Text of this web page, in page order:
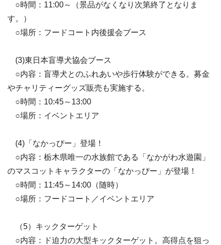
○時間：11:00～（景品がなくなり次第終了となりま
す。）
○場所：フードコート内後援会ブース
(3)東日本盲導犬協会ブース
○内容：盲導犬とのふれあいや歩行体験ができる。募金
やチャリティーグッズ販売も実施する。
○時間：10:45～13:00
○場所：イベントエリア
(4)「なかっぴー」登場！
○内容：栃木県唯一の水族館である「なかがわ水遊園」
のマスコットキャラクターの「なかっぴー」が登場！
○時間：11:45～14:00（随時）
○場所：フードコート／イベントエリア
（5）キックターゲット
○内容：ド迫力の大型キックターゲット。高得点を狙っ